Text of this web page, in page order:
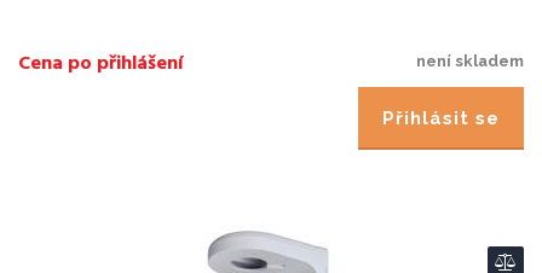
není skladem
Cena po přihlášení
Přihlásit se